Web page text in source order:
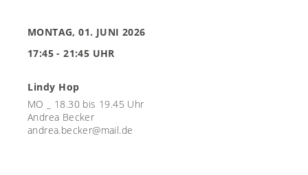
MONTAG, 01. JUNI 2026
17:45 - 21:45 UHR
Lindy Hop
MO _ 18.30 bis 19.45 Uhr
Andrea Becker
andrea.becker@mail.de